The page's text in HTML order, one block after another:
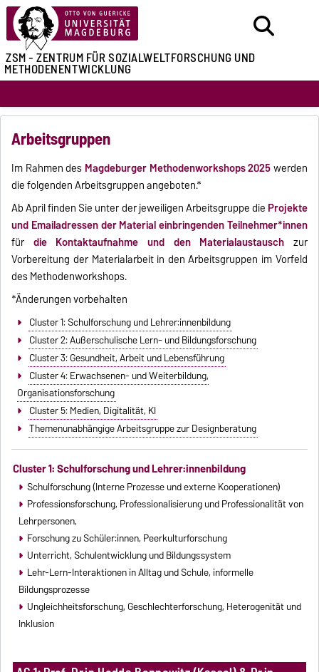
ZSM - ZENTRUM FÜRSOZIALWELTFORSCHUNG UND
METHODENENTWICKLUNG
Arbeitsgruppen
Im Rahmen des Magdeburger Methodenworkshops 2025werden
die folgenden Arbeitsgruppen angeboten.*
Ab April finden Sie unter der jeweiligen Arbeitsgruppe die Projekte
und Emailadressen der Material einbringenden Teilnehmer*innen
für die Kontaktaufnahme und den Materialaustausch zur
Vorbereitung der Materialarbeit in den Arbeitsgruppen im Vorfeld
des Methodenworkshops.
*Änderungen vorbehalten
Cluster 1: Schulforschung und Lehrer:innenbildung
Cluster 2: Außerschulische Lern- und Bildungsforschung
Cluster 3: Gesundheit, Arbeit und Lebensführung
Cluster 4: Erwachsenen- und Weiterbildung,
Organisationsforschung
Cluster 5: Medien, Digitalität, KI
Themenunabhängige Arbeitsgruppe zur Designberatung
Cluster 1: Schulforschung und Lehrer:innenbildung
Schulforschung (Interne Prozesse und externe Kooperationen)
Professionsforschung, Professionalisierung und Professionalität von
Lehrpersonen,
Forschung zu Schüler:innen, Peerkulturforschung
Unterricht, Schulentwicklung und Bildungssystem
Lehr-Lern-Interaktionen in Alltag und Schule, informelle
Bildungsprozesse
Ungleichheitsforschung, Geschlechterforschung, Heterogenität und
Inklusion